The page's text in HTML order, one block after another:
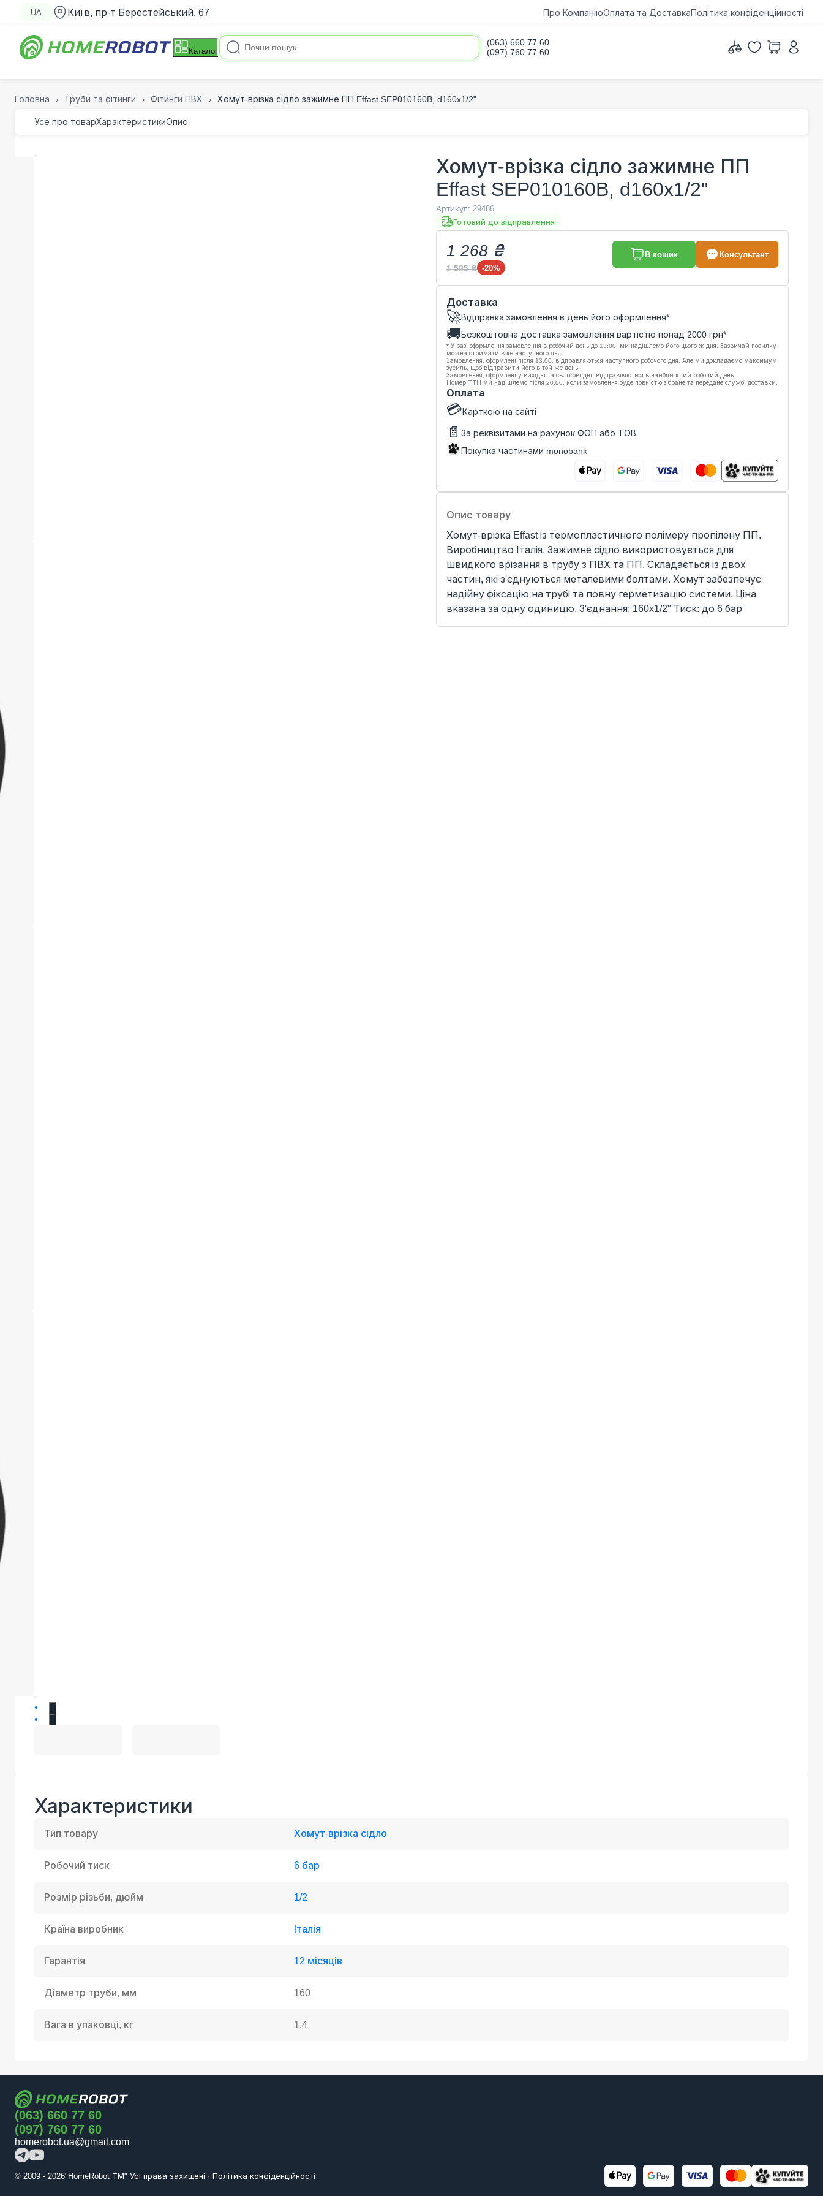
UA Київ, пр-т Берестейський, 67 Про КомпаніюОплата та ДоставкаПолітика конфіденційності
Каталог
(063) 660 77 60
(097) 760 77 60
Головна Труби та фітинги Фітинги ПВХ Хомут-врізка сідло зажимне ПП Effast SEP010160B, d160x1/2"
Усе про товарХарактеристикиОпис
Хомут-врізка сідло зажимне ПП
Effast SEP010160B, d160x1/2"
Артикул: 29486
Готовий до відправлення
1 268 ₴
1 585 ₴ -20%
В кошик Консультант
Доставка
🚀Відправка замовлення в день його оформлення*
🚚Безкоштовна доставка замовлення вартістю понад 2000 грн*
* У разі оформлення замовлення в робочий день до 13:00, ми надішлемо його цього ж дня. Зазвичай посилку
можна отримати вже наступного дня.
Замовлення, оформлені після 13:00, відправляються наступного робочого дня. Але ми докладаємо максимум
зусиль, щоб відправити його в той же день.
Замовлення, оформлені у вихідні та святкові дні, відправляються в найближчий робочий день.
Номер ТТН ми надішлемо після 20:00, коли замовлення буде повністю зібране та передане службі доставки.
Оплата
💳Карткою на сайті
📄 За реквізитами на рахунок ФОП або ТОВ
Покупка частинами monobank
Опис товару
Хомут-врізка Effast із термопластичного полімеру пропілену ПП.
Виробництво Італія. Зажимне сідло використовується для
швидкого врізання в трубу з ПВХ та ПП. Складається із двох
частин, які з'єднуються металевими болтами. Хомут забезпечує
надійну фіксацію на трубі та повну герметизацію системи. Ціна
вказана за одну одиницю. З'єднання: 160x1/2" Тиск: до 6 бар
Характеристики
Тип товару Хомут-врізка сідло
Робочий тиск 6 бар
Розмір різьби, дюйм 1/2
Країна виробник Італія
Гарантія 12 місяців
Діаметр труби, мм 160
Вага в упаковці, кг 1.4
(063) 660 77 60
(097) 760 77 60
homerobot.ua@gmail.com
© 2009 - 2026"HomeRobot ТМ" Усi права захищені · Політика конфіденційності